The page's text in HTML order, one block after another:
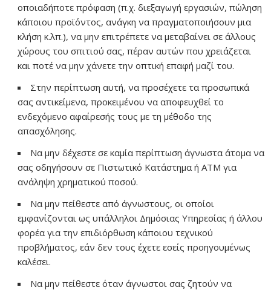
οποιαδήποτε πρόφαση (π.χ. διεξαγωγή εργασιών, πώληση
κάποιου προϊόντος, ανάγκη να πραγματοποιήσουν μια
κλήση κ.λπ.), να μην επιτρέπετε να μεταβαίνει σε άλλους
χώρους του σπιτιού σας, πέραν αυτών που χρειάζεται
και ποτέ να μην χάνετε την οπτική επαφή μαζί του.
Στην περίπτωση αυτή, να προσέχετε τα προσωπικά
σας αντικείμενα, προκειμένου να αποφευχθεί το
ενδεχόμενο αφαίρεσής τους με τη μέθοδο της
απασχόλησης.
Να μην δέχεστε σε καμία περίπτωση άγνωστα άτομα να
σας οδηγήσουν σε Πιστωτικό Κατάστημα ή ΑΤΜ για
ανάληψη χρηματικού ποσού.
Να μην πείθεστε από άγνωστους, οι οποίοι
εμφανίζονται ως υπάλληλοι Δημόσιας Υπηρεσίας ή άλλου
φορέα για την επιδιόρθωση κάποιου τεχνικού
προβλήματος, εάν δεν τους έχετε εσείς προηγουμένως
καλέσει.
Να μην πείθεστε όταν άγνωστοι σας ζητούν να